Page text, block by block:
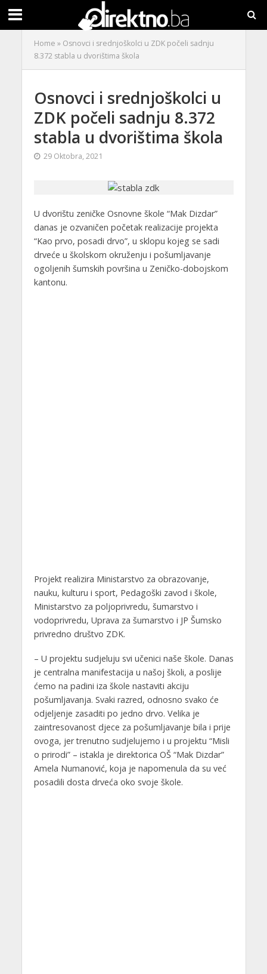
Home » Osnovci i srednjoškolci u ZDK počeli sadnju
8.372 stabla u dvorištima škola
Osnovci i srednjoškolci u
ZDK počeli sadnju 8.372
stabla u dvorištima škola
29 Oktobra, 2021
U dvorištu zeničke Osnovne škole “Mak Dizdar”
danas je ozvaničen početak realizacije projekta
“Kao prvo, posadi drvo”, u sklopu kojeg se sadi
drveće u školskom okruženju i pošumljavanje
ogoljenih šumskih površina u Zeničko-dobojskom
kantonu.
Projekt realizira Ministarstvo za obrazovanje,
nauku, kulturu i sport, Pedagoški zavod i škole,
Ministarstvo za poljoprivredu, šumarstvo i
vodoprivredu, Uprava za šumarstvo i JP Šumsko
privredno društvo ZDK.
– U projektu sudjeluju svi učenici naše škole. Danas
je centralna manifestacija u našoj školi, a poslije
ćemo na padini iza škole nastaviti akciju
pošumljavanja. Svaki razred, odnosno svako će
odjeljenje zasaditi po jedno drvo. Velika je
zaintresovanost djece za pošumljavanje bila i prije
ovoga, jer trenutno sudjelujemo i u projektu “Misli
o prirodi” – istakla je direktorica OŠ “Mak Dizdar”
Amela Numanović, koja je napomenula da su već
posadili dosta drveća oko svoje škole.